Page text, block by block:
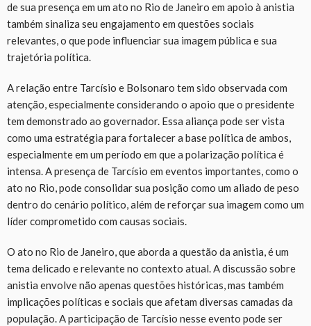
de sua presença em um ato no Rio de Janeiro em apoio à anistia
também sinaliza seu engajamento em questões sociais
relevantes, o que pode influenciar sua imagem pública e sua
trajetória política.
A relação entre Tarcísio e Bolsonaro tem sido observada com
atenção, especialmente considerando o apoio que o presidente
tem demonstrado ao governador. Essa aliança pode ser vista
como uma estratégia para fortalecer a base política de ambos,
especialmente em um período em que a polarização política é
intensa. A presença de Tarcísio em eventos importantes, como o
ato no Rio, pode consolidar sua posição como um aliado de peso
dentro do cenário político, além de reforçar sua imagem como um
líder comprometido com causas sociais.
O ato no Rio de Janeiro, que aborda a questão da anistia, é um
tema delicado e relevante no contexto atual. A discussão sobre
anistia envolve não apenas questões históricas, mas também
implicações políticas e sociais que afetam diversas camadas da
população. A participação de Tarcísio nesse evento pode ser